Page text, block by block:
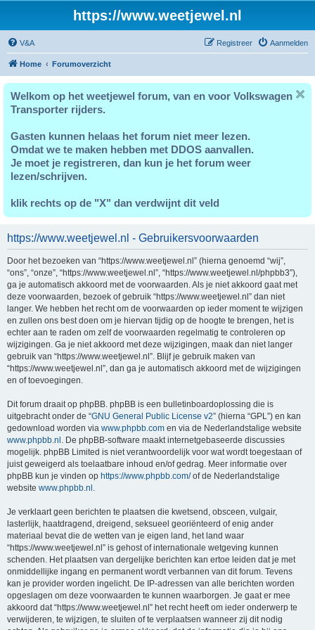
https://www.weetjewel.nl
V&A Aanmelden
Registreer
Home Forumoverzicht
Welkom op het weetjewel forum, van en voor Volkswagen
Transporter rijders.
Gasten kunnen helaas het forum niet meer lezen.
Omdat we te maken hebben met DDOS aanvallen.
Je moet je registreren, dan kun je het forum weer
lezen/schrijven.
klik rechts op de "X" dan verdwijnt dit veld
https://www.weetjewel.nl - Gebruikersvoorwaarden
Door het bezoeken van “https://www.weetjewel.nl” (hierna genoemd “wij”,
“ons”, “onze”, “https://www.weetjewel.nl”, “https://www.weetjewel.nl/phpbb3”),
ga je automatisch akkoord met de voorwaarden. Als je niet akkoord gaat met
deze voorwaarden, bezoek of gebruik “https://www.weetjewel.nl” dan niet
langer. We hebben het recht om de voorwaarden op ieder moment te wijzigen
en zullen ons best doen om je hiervan tijdig op de hoogte te brengen, het is
echter aan te raden om zelf de voorwaarden regelmatig te controleren op
wijzigingen. Ga je niet akkoord met deze wijzigingen, maak dan niet langer
gebruik van “https://www.weetjewel.nl”. Blijf je gebruik maken van
“https://www.weetjewel.nl”, dan ga je automatisch akkoord met de wijzigingen
en of toevoegingen.
Dit forum draait op phpBB. phpBB is een bulletinboardoplossing die is
uitgebracht onder de “GNU General Public License v2” (hierna “GPL”) en kan
gedownload worden via www.phpbb.com en via de Nederlandstalige website
www.phpbb.nl . De phpBB-software maakt internetgebaseerde discussies
mogelijk. phpBB Limited is niet verantwoordelijk voor wat wordt toegestaan of
juist geweigerd als toelaatbare inhoud en/of gedrag. Meer informatie over
phpBB kun je vinden op https://www.phpbb.com/of de Nederlandstalige
website www.phpbb.nl .
Je verklaart geen berichten te plaatsen die kwetsend, obsceen, vulgair,
lasterlijk, haatdragend, dreigend, seksueel georiënteerd of enig ander
materiaal bevat die de wetten van je eigen land, het land waar
“https://www.weetjewel.nl” is gehost of internationale wetgeving kunnen
schenden. Het plaatsen van dergelijke berichten kan ertoe leiden dat je met
onmiddellijke ingang en permanent wordt verbannen van dit forum. Tevens
kan je provider worden ingelicht. De IP-adressen van alle berichten worden
opgeslagen om deze voorwaarden te kunnen waarborgen. Je gaat er mee
akkoord dat “https://www.weetjewel.nl” het recht heeft om ieder onderwerp te
verwijderen, te wijzigen, te sluiten of te verplaatsen wanneer zij dit nodig